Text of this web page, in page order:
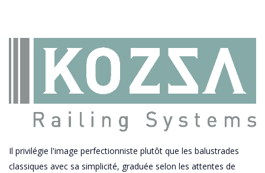
Il privilégie l'image perfectionniste plutôt que les balustrades
classiques avec sa simplicité, graduée selon les attentes de